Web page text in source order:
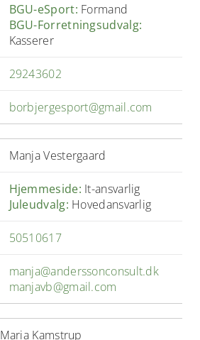
BGU-eSport: Formand
BGU-Forretningsudvalg:
Kasserer
29243602
borbjergesport@gmail.com
Manja Vestergaard
Hjemmeside: It-ansvarlig
Juleudvalg: Hovedansvarlig
50510617
manja@anderssonconsult.dk
manjavb@gmail.com
Maria Kamstrup